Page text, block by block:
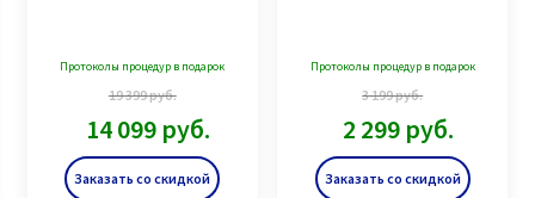
Заказать со скидкой
Протоколы процедур в подарок
19 399руб.
14 099 руб.
Заказать со скидкой
Протоколы процедур в подарок
3 199руб.
2 299 руб.